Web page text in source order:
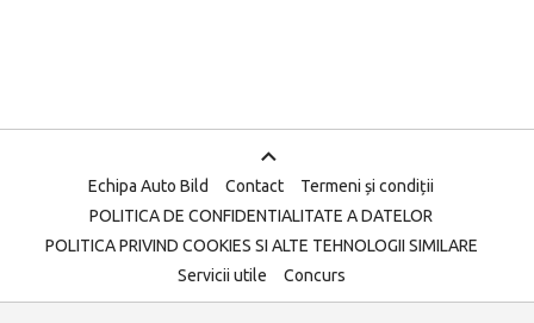
Echipa Auto Bild Contact
Termeni și condiții
POLITICA DE CONFIDENTIALITATE A DATELOR
POLITICA PRIVIND COOKIES SI ALTE TEHNOLOGII SIMILARE
Servicii utile
Concurs